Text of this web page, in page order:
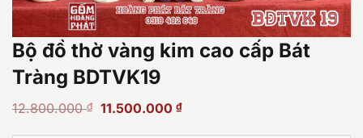
Bộ đồ thờ vàng kim cao cấp Bát
Tràng BDTVK19
12.800.000₫
Giá
11.500.000 ₫Giá